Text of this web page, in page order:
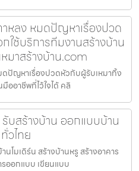
หลง หมดปัญหาเรื่องปวด
ใช้บริการทีมงานสร้างบ้าน
มาสร้างบ้าน.com
ปัญหาเรื่องปวดหัวกับผู้รับเหมาทิ้ง
ออาชีพที่ไว้ใจได้ คลิ
บสร้างบ้าน ออกแบบบ้าน
วไทย
โมเดิร์น สร้างบ้านหรู สร้างอาคาร
ออกแบบ เขียนแบบ